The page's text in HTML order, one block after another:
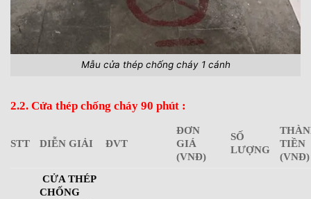
Mẫu cửa thép chống cháy 1 cánh
2.2. Cửa thép chống cháy 90 phút :
STT DIỄN GIẢI ĐVT
ĐƠN
GIÁ
(VNĐ)
SỐ
LƯỢNG
TIỀN
(VNĐ)
CỬA THÉP
CHỐNG